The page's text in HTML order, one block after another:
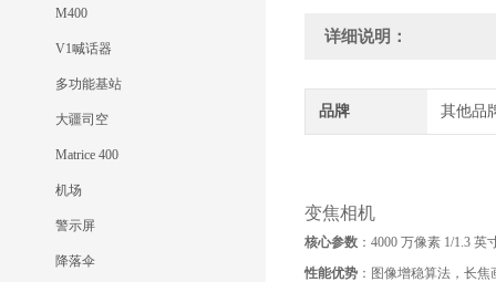
M400
V1喊话器
多功能基站
大疆司空
Matrice 400
机场
警示屏
降落伞
详细说明：
品牌 其他品
变焦相机
核心参数 ：4000 万像素 1/1.3
性能优势 ：图像增稳算法，长